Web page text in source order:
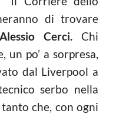
di trovare
Alessio Cerci. Chi
po’ a sorpresa,
dal Liverpool a
serbo nella
che, con ogni